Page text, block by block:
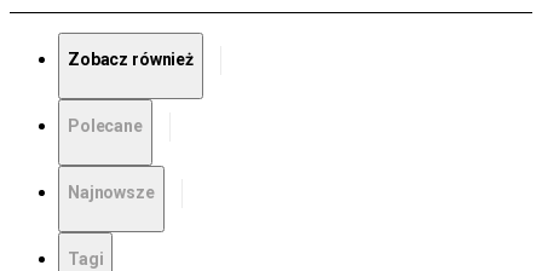
Zobacz również
Polecane
Najnowsze
Tagi